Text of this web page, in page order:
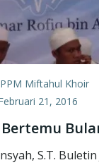
PPM Miftahul Khoir
21, 2016
S.T.